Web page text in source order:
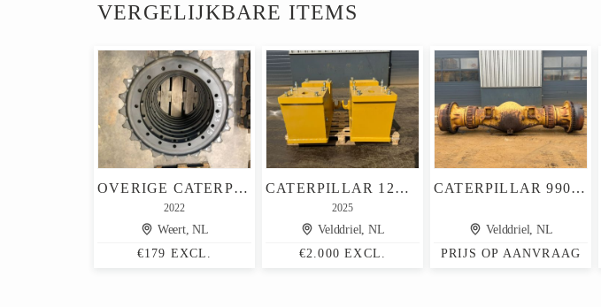
VERGELIJKBARE ITEMS
OVERIGE CATERPILLAR 328DLCR / CATERPILLAR 330LN BLN / CATE
2022
Weert, NL
€179 EXCL.
CATERPILLAR 12M 140M 160M PUSH BLOCK
2025
Velddriel, NL
€2.000 EXCL.
CATERPILLAR 990 AXLE
Velddriel, NL
PRIJS OP AANVRAAG